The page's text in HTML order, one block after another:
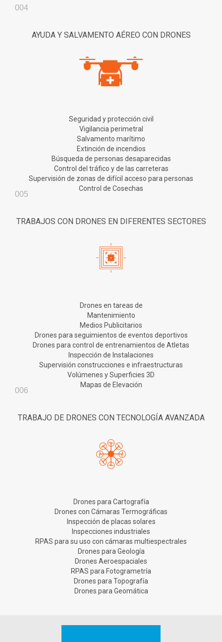
004
AYUDA Y SALVAMENTO AÉREO CON DRONES
Seguridad y protección civil
Vigilancia perimetral
Salvamento marítimo
Extinción de incendios
Búsqueda de personas desaparecidas
Control del tráfico y de las carreteras
Supervisión de zonas de difícil acceso para personas
Control de Cosechas
005
TRABAJOS CON DRONES EN DIFERENTES SECTORES
Drones en tareas de
Mantenimiento
Medios Publicitarios
Drones para seguimientos de eventos deportivos
Drones para control de entrenamientos de Atletas
Inspección de Instalaciones
Supervisión construcciones e infraestructuras
Volúmenes y Superficies 3D
Mapas de Elevación
006
TRABAJO DE DRONES CON TECNOLOGÍA AVANZADA
Drones para Cartografía
Drones con Cámaras Termográficas
Inspección de placas solares
Inspecciones industriales
RPAS para su uso con cámaras multiespectrales
Drones para Geología
Drones Aeroespaciales
RPAS para Fotogrametría
Drones para Topografía
Drones para Geomática